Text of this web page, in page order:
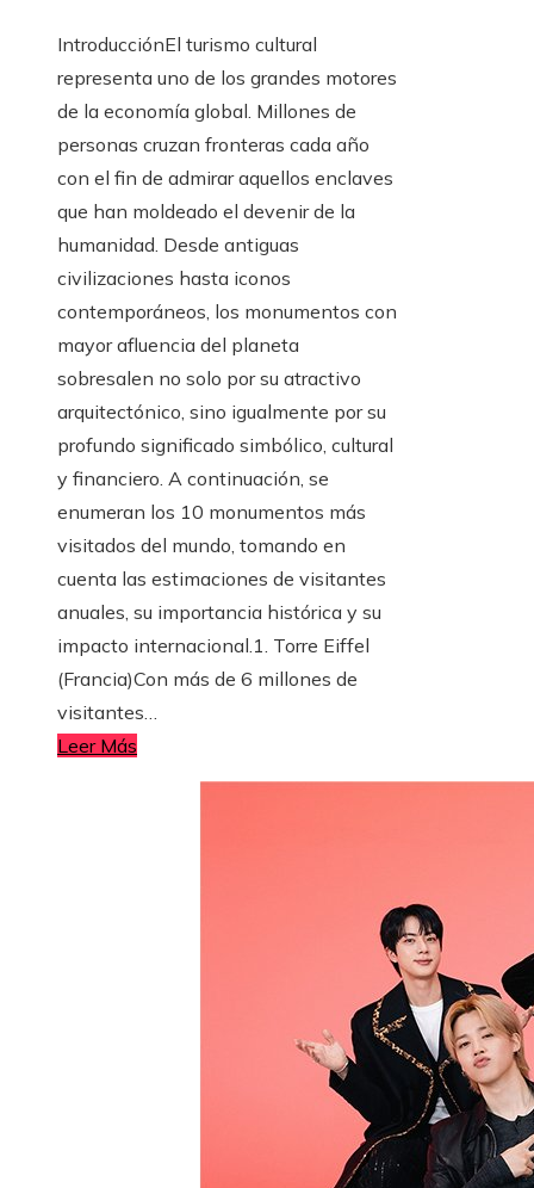
IntroducciónEl turismo cultural
representa uno de los grandes motores
de la economía global. Millones de
personas cruzan fronteras cada año
con el fin de admirar aquellos enclaves
que han moldeado el devenir de la
humanidad. Desde antiguas
civilizaciones hasta iconos
contemporáneos, los monumentos con
mayor afluencia del planeta
sobresalen no solo por su atractivo
arquitectónico, sino igualmente por su
profundo significado simbólico, cultural
y financiero. A continuación, se
enumeran los 10 monumentos más
visitados del mundo, tomando en
cuenta las estimaciones de visitantes
anuales, su importancia histórica y su
impacto internacional.1. Torre Eiffel
(Francia)Con más de 6 millones de
visitantes…
Leer Más